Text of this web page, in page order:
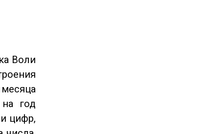
Воли
год
цифр,